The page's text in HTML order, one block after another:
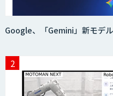
Google、「Gemini」新モデ